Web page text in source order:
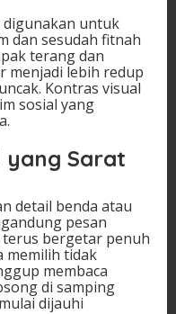
digunakan untuk
dan sesudah fitnah
terang dan
menjadi lebih redup
Kontras visual
sosial yang
yang Sarat
detail benda atau
pesan
bergetar penuh
memilih tidak
membaca
di samping
dijauhi